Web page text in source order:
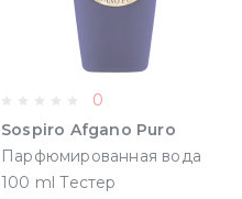
0
Sospiro Afgano Puro
Парфюмированная вода
100 ml Тестер